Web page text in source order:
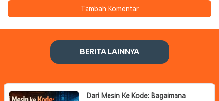
Tambah Komentar
BERITA LAINNYA
Dari Mesin Ke Kode: Bagaimana